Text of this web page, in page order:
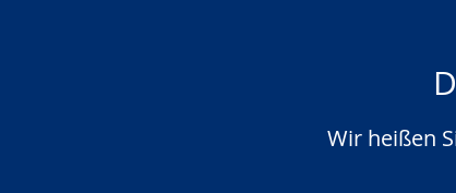
Wir heißen